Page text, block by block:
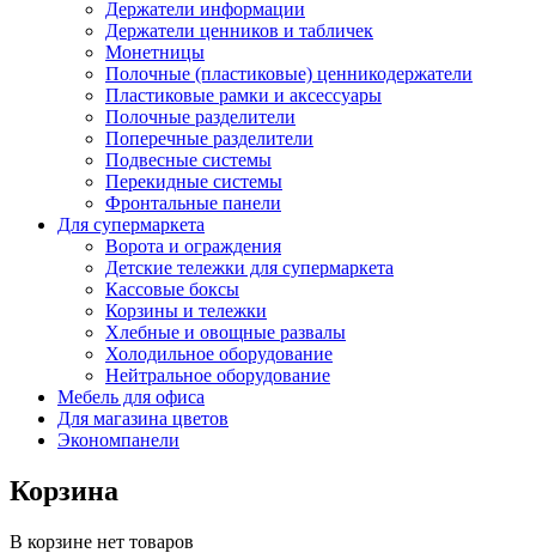
Держатели информации
Держатели ценников и табличек
Монетницы
Полочные (пластиковые) ценникодержатели
Пластиковые рамки и аксессуары
Полочные разделители
Поперечные разделители
Подвесные системы
Перекидные системы
Фронтальные панели
Для супермаркета
Ворота и ограждения
Детские тележки для супермаркета
Кассовые боксы
Корзины и тележки
Хлебные и овощные развалы
Холодильное оборудование
Нейтральное оборудование
Мебель для офиса
Для магазина цветов
Экономпанели
Корзина
В корзине нет товаров